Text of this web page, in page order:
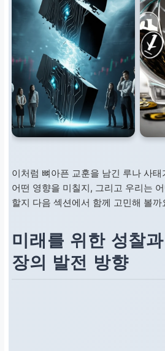
모든 자
하지
누어
산하는
충분한
자신이
했다면,
것이 현
이처럼 뼈아픈 교훈을 남긴 루나 사
어떤 영향을 미칠지, 그리고 우리는
할지 다음 섹션에서 함께 고민해 볼까
미래를 위한 성찰
장의 발전 방향